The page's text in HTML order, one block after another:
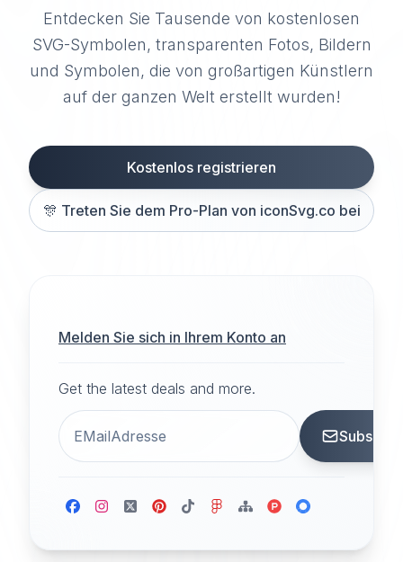
Entdecken Sie Tausende von kostenlosen
SVG-Symbolen, transparenten Fotos, Bildern
und Symbolen, die von großartigen Künstlern
auf der ganzen Welt erstellt wurden!
Kostenlos registrieren
🎊 Treten Sie dem Pro-Plan von iconSvg.co bei
Melden Sie sich in Ihrem Konto an
Get the latest deals and more.